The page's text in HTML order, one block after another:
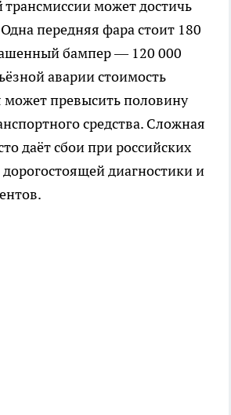
трансмиссии может достичь
передняя фара стоит 180
бампер — 120 000
аварии стоимость
может превысить половину
средства. Сложная
даёт сбои при российских
дорогостоящей диагностики и